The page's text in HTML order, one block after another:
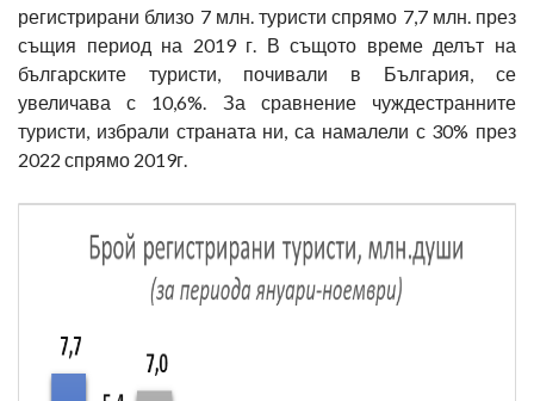
регистрирани близо 7 млн. туристи спрямо 7,7 млн. през
същия период на 2019 г. В същото време делът на
българските туристи, почивали в България, се
увеличава с 10,6%. За сравнение чуждестранните
туристи, избрали страната ни, са намалели с 30% през
2022 спрямо 2019г.